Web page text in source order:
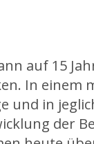
auf 15
In einem
und in
der